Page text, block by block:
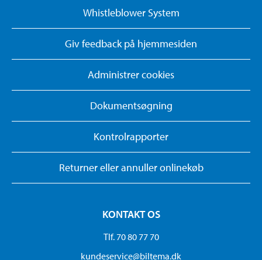
Whistleblower System
Giv feedback på hjemmesiden
Administrer cookies
Dokumentsøgning
Kontrolrapporter
Returner eller annuller onlinekøb
KONTAKT OS
Tlf. 70 80 77 70
kundeservice@biltema.dk